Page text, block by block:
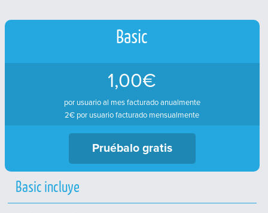
Basic
1,00€
por usuario al mes facturado anualmente
2€ por usuario facturado mensualmente
Pruébalo gratis
Basic incluye